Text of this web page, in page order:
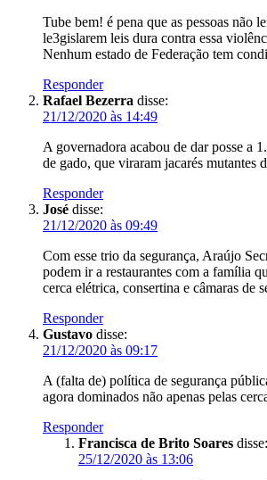
Tube bem! é pena que as pessoas não
le3gislarem leis dura contra essa
Nenhum estado de Federação tem
Responder
Rafael Bezerra disse:
21/12/2020 às 14:49
A governadora acabou de dar posse a
de gado, que viraram jacarés mutantes
Responder
José disse:
21/12/2020 às 09:49
Com esse trio da segurança, Araújo
podem ir a restaurantes com a família
cerca elétrica, consertina e câmaras de
Responder
Gustavo disse:
21/12/2020 às 09:17
A (falta de) política de segurança
agora dominados não apenas pelas
Responder
Francisca de Brito Soares disse:
25/12/2020 às 13:06